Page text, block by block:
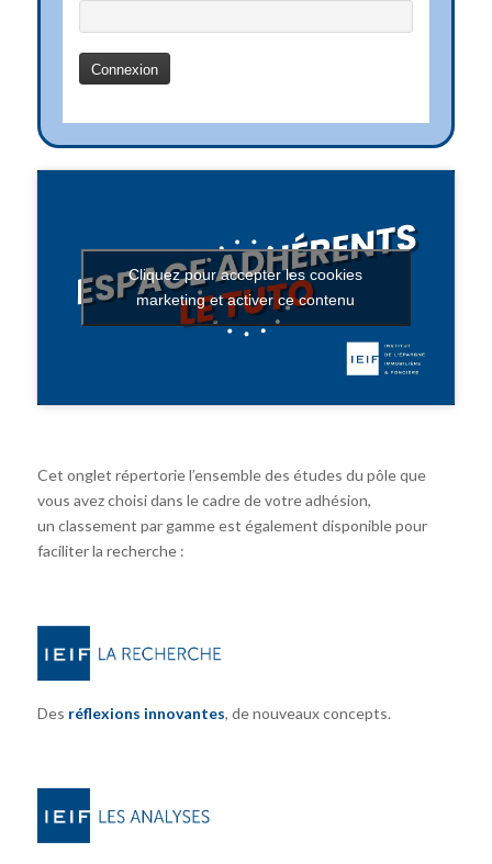
Cliquez pour accepter les cookies
marketing et activer ce contenu
Cet onglet répertorie l’ensemble des études du pôle que
vous avez choisi dans le cadre de votre adhésion,
un classement par gamme est également disponible pour
faciliter la recherche :
Des réflexions innovantes, de nouveaux concepts.